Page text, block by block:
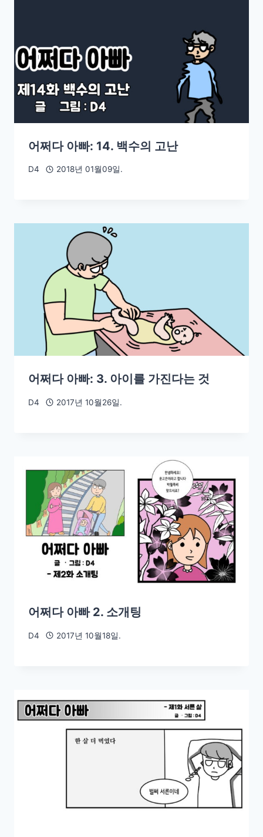
어쩌다 아빠: 14. 백수의 고난
D4 2018년 01월09일.
어쩌다 아빠: 3. 아이를 가진다는 것
D4 2017년 10월26일.
어쩌다 아빠 2. 소개팅
D4 2017년 10월18일.